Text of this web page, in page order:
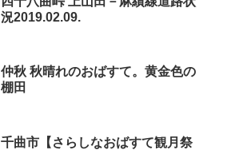
況2019.02.09.
仲秋 秋晴れのおばすて。黄金色の
棚田
千曲市【さらしなおばすて観月祭